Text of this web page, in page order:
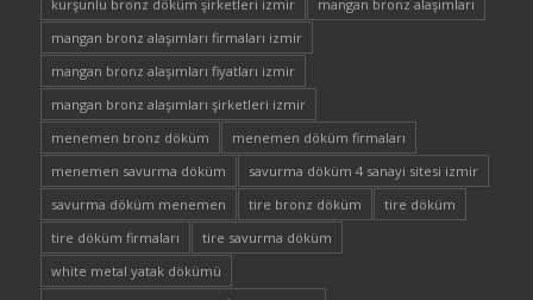
kurşunlu bronz döküm şirketleri izmir
mangan bronz alaşımları
mangan bronz alaşımları firmaları izmir
mangan bronz alaşımları fiyatları izmir
mangan bronz alaşımları şirketleri izmir
menemen bronz döküm
menemen döküm firmaları
menemen savurma döküm
savurma döküm 4 sanayi sitesi izmir
savurma döküm menemen
tire bronz döküm
tire döküm
tire döküm firmaları
tire savurma döküm
white metal yatak dökümü